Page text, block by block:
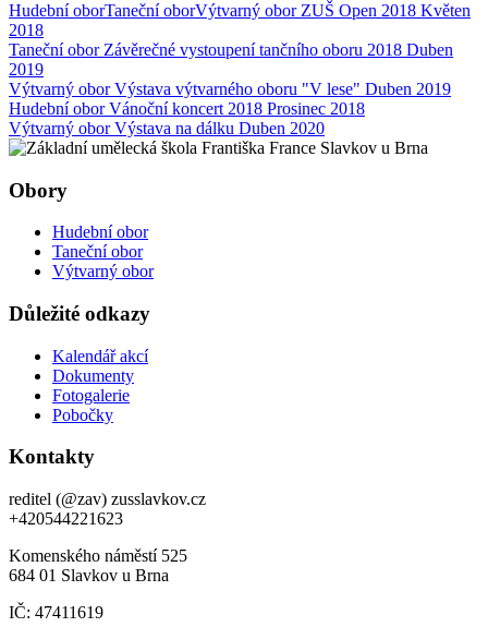
Hudební oborTaneční oborVýtvarný obor ZUŠ Open 2018 Květen
2018
Taneční obor Závěrečné vystoupení tančního oboru 2018 Duben
2019
Výtvarný obor Výstava výtvarného oboru "V lese" Duben 2019
Hudební obor Vánoční koncert 2018 Prosinec 2018
Výtvarný obor Výstava na dálku Duben 2020
Obory
Hudební obor
Taneční obor
Výtvarný obor
Důležité odkazy
Kalendář akcí
Dokumenty
Fotogalerie
Pobočky
Kontakty
reditel (@zav) zusslavkov.cz
+420544221623
Komenského náměstí 525
684 01 Slavkov u Brna
IČ: 47411619